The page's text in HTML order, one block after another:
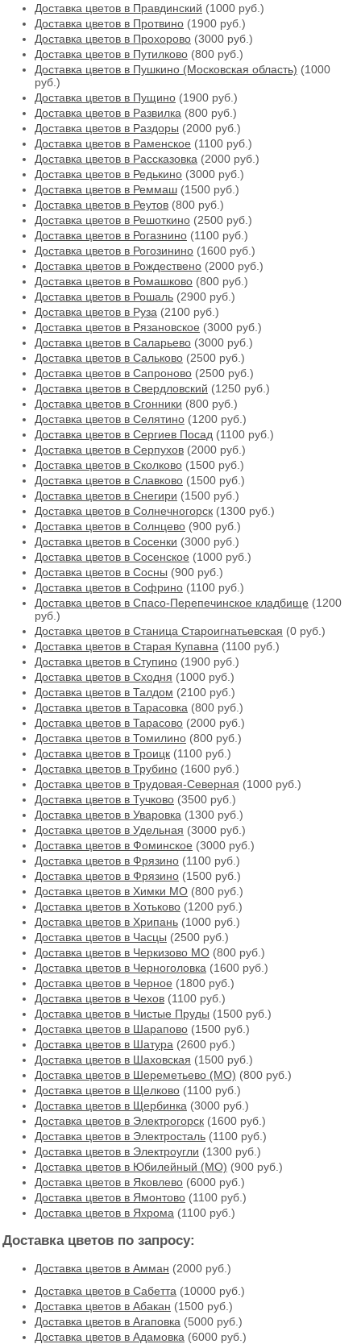
Доставка цветов в Правдинский (1000 руб.)
Доставка цветов в Протвино (1900 руб.)
Доставка цветов в Прохорово (3000 руб.)
Доставка цветов в Путилково (800 руб.)
Доставка цветов в Пушкино (Московская область) (1000
руб.)
Доставка цветов в Пущино (1900 руб.)
Доставка цветов в Развилка (800 руб.)
Доставка цветов в Раздоры (2000 руб.)
Доставка цветов в Раменское (1100 руб.)
Доставка цветов в Рассказовка (2000 руб.)
Доставка цветов в Редькино (3000 руб.)
Доставка цветов в Реммаш (1500 руб.)
Доставка цветов в Реутов (800 руб.)
Доставка цветов в Решоткино (2500 руб.)
Доставка цветов в Рогазнино (1100 руб.)
Доставка цветов в Рогозинино (1600 руб.)
Доставка цветов в Рождествено (2000 руб.)
Доставка цветов в Ромашково (800 руб.)
Доставка цветов в Рошаль (2900 руб.)
Доставка цветов в Руза (2100 руб.)
Доставка цветов в Рязановское (3000 руб.)
Доставка цветов в Саларьево (3000 руб.)
Доставка цветов в Сальково (2500 руб.)
Доставка цветов в Сапроново (2500 руб.)
Доставка цветов в Свердловский (1250 руб.)
Доставка цветов в Сгонники (800 руб.)
Доставка цветов в Селятино (1200 руб.)
Доставка цветов в Сергиев Посад (1100 руб.)
Доставка цветов в Серпухов (2000 руб.)
Доставка цветов в Сколково (1500 руб.)
Доставка цветов в Славково (1500 руб.)
Доставка цветов в Снегири (1500 руб.)
Доставка цветов в Солнечногорск (1300 руб.)
Доставка цветов в Солнцево (900 руб.)
Доставка цветов в Сосенки (3000 руб.)
Доставка цветов в Сосенское (1000 руб.)
Доставка цветов в Сосны (900 руб.)
Доставка цветов в Софрино (1100 руб.)
Доставка цветов в Спасо-Перепечинское кладбище (1200
руб.)
Доставка цветов в Станица Староигнатьевская (0 руб.)
Доставка цветов в Старая Купавна (1100 руб.)
Доставка цветов в Ступино (1900 руб.)
Доставка цветов в Сходня (1000 руб.)
Доставка цветов в Талдом (2100 руб.)
Доставка цветов в Тарасовка (800 руб.)
Доставка цветов в Тарасово (2000 руб.)
Доставка цветов в Томилино (800 руб.)
Доставка цветов в Троицк (1100 руб.)
Доставка цветов в Трубино (1600 руб.)
Доставка цветов в Трудовая-Северная (1000 руб.)
Доставка цветов в Тучково (3500 руб.)
Доставка цветов в Уваровка (1300 руб.)
Доставка цветов в Удельная (3000 руб.)
Доставка цветов в Фоминское (3000 руб.)
Доставка цветов в Фрязино (1100 руб.)
Доставка цветов в Фрязино (1500 руб.)
Доставка цветов в Химки МО (800 руб.)
Доставка цветов в Хотьково (1200 руб.)
Доставка цветов в Хрипань (1000 руб.)
Доставка цветов в Часцы (2500 руб.)
Доставка цветов в Черкизово МО (800 руб.)
Доставка цветов в Черноголовка (1600 руб.)
Доставка цветов в Черное (1800 руб.)
Доставка цветов в Чехов (1100 руб.)
Доставка цветов в Чистые Пруды (1500 руб.)
Доставка цветов в Шарапово (1500 руб.)
Доставка цветов в Шатура (2600 руб.)
Доставка цветов в Шаховская (1500 руб.)
Доставка цветов в Шереметьево (МО) (800 руб.)
Доставка цветов в Щелково (1100 руб.)
Доставка цветов в Щербинка (3000 руб.)
Доставка цветов в Электрогорск (1600 руб.)
Доставка цветов в Электросталь (1100 руб.)
Доставка цветов в Электроугли (1300 руб.)
Доставка цветов в Юбилейный (МО) (900 руб.)
Доставка цветов в Яковлево (6000 руб.)
Доставка цветов в Ямонтово (1100 руб.)
Доставка цветов в Яхрома (1100 руб.)
Доставка цветов по запросу:
Доставка цветов в Амман (2000 руб.)
Доставка цветов в Cабетта (10000 руб.)
Доставка цветов в Абакан (1500 руб.)
Доставка цветов в Агаповка (5000 руб.)
Доставка цветов в Адамовка (6000 руб.)